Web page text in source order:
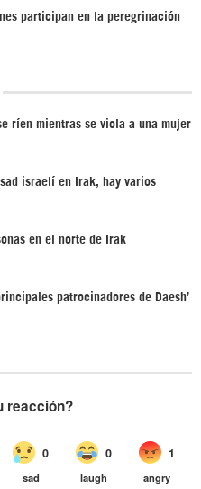
participan en la peregrinación
ríen mientras se viola a una mujer
israelí en Irak, hay varios
en el norte de Irak
patrocinadores de Daesh’